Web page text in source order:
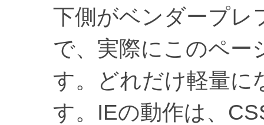
下側がベンダープレ
で、実際にこのペー
す。どれだけ軽量に
す。IEの動作は、